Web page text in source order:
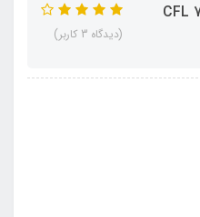
(دیدگاه 3 کاربر)